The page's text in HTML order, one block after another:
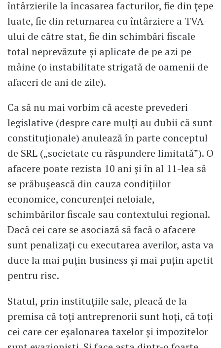
întârzierile la încasarea facturilor, fie din țepe
luate, fie din returnarea cu întârziere a TVA-
ului de către stat, fie din schimbări fiscale
total neprevăzute și aplicate de pe azi pe
mâine (o instabilitate strigată de oamenii de
afaceri de ani de zile).
Ca să nu mai vorbim că aceste prevederi
legislative (despre care mulți au dubii că sunt
constituționale) anulează în parte conceptul
de SRL („societate cu răspundere limitată”). O
afacere poate rezista 10 ani și în al 11-lea să
se prăbușească din cauza condițiilor
economice, concurenței neloiale,
schimbărilor fiscale sau contextului regional.
Dacă cei care se asociază să facă o afacere
sunt penalizați cu executarea averilor, asta va
duce la mai puțin business și mai puțin apetit
pentru risc.
Statul, prin instituțiile sale, pleacă de la
premisa că toți antreprenorii sunt hoți, că toți
cei care cer eșalonarea taxelor și impozitelor